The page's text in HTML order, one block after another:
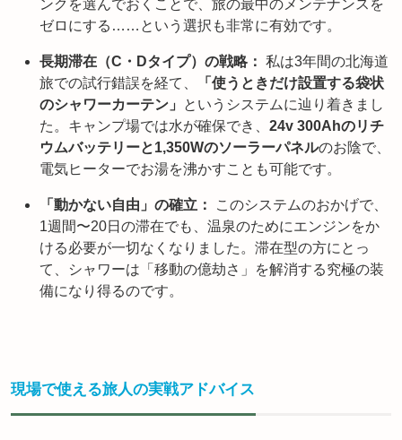
ンクを選んでおくことで、旅の最中のメンテナンスを
ゼロにする……という選択も非常に有効です。
長期滞在（C・Dタイプ）の戦略： 私は3年間の北海道
旅での試行錯誤を経て、
「使うときだけ設置する袋状
のシャワーカーテン」
というシステムに辿り着きまし
た。キャンプ場では水が確保でき、 24v 300Ahのリチ
ウムバッテリーと1,350Wのソーラーパネルのお陰で、
電気ヒーターでお湯を沸かすことも可能です。
「動かない自由」の確立：
このシステムのおかげで、
1週間〜20日の滞在でも、温泉のためにエンジンをか
ける必要が一切なくなりました。滞在型の方にとっ
て、シャワーは「移動の億劫さ」を解消する究極の装
備になり得るのです。
現場で使える旅人の実戦アドバイス